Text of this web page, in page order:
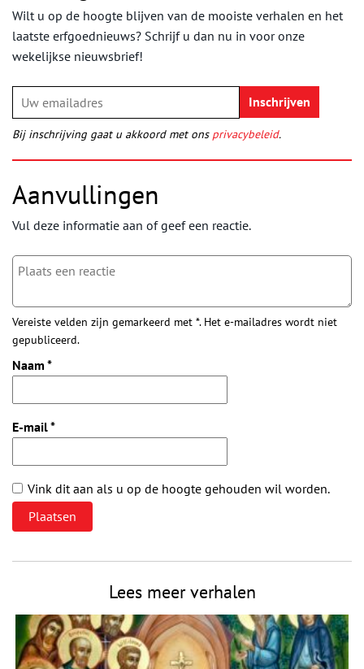
Wilt u op de hoogte blijven van de mooiste verhalen en het
laatste erfgoednieuws? Schrijf u dan nu in voor onze
wekelijkse nieuwsbrief!
Bij inschrijving gaat u akkoord met ons privacybeleid.
Aanvullingen
Vul deze informatie aan of geef een reactie.
Vereiste velden zijn gemarkeerd met *. Het e-mailadres wordt niet
gepubliceerd.
Naam *
E-mail*
Vink dit aan als u op de hoogte gehouden wil worden.
Lees meer verhalen